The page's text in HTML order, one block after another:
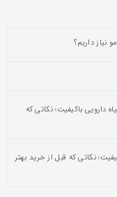
نیاز داریم؟
دارویی باکیفیت؛ نکاتی که
نکاتی که قبل از خرید بهتر